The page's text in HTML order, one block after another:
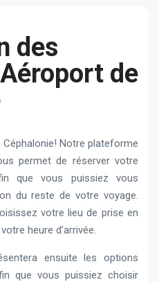
des
de
Notre plateforme
permet de réserver votre
que vous puissiez vous
du reste de votre voyage.
votre lieu de prise en
heure d’arrivée.
ensuite les options
que vous puissiez choisir